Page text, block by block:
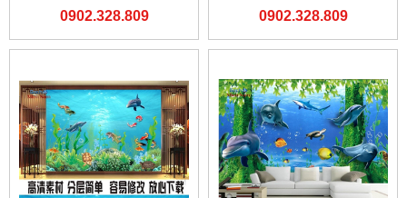
0902.328.809 0902.328.809